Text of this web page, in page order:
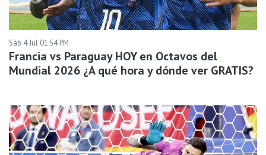
Sáb 4 Jul 01:54 PM
Francia vs Paraguay HOY en Octavos del
Mundial 2026 ¿A qué hora y dónde ver GRATIS?